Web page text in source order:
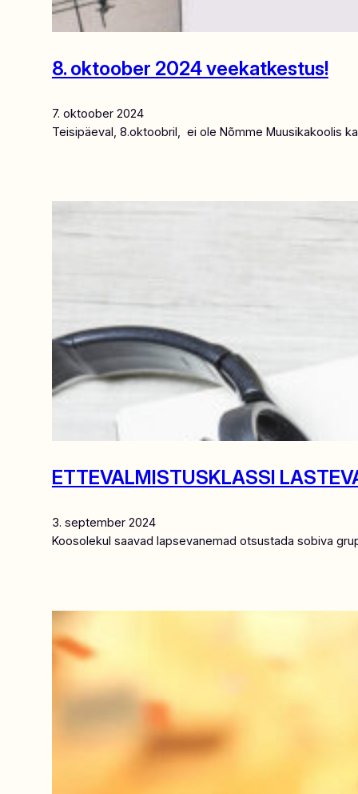
8. oktoober 2024 veekatkestus!
7. oktoober 2024
Teisipäeval, 8.oktoobril, ei ole Nõmme Muusikakoolis
ETTEVALMISTUSKLASSI
3. september 2024
Koosolekul saavad lapsevanemad otsustada sobiva